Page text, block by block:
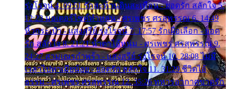
รุ่งโรจน์ 4. 09:51 รักสะท้านดินสะเทือน - ยอดรัก สลักใจ 5.
12:23 มอเตอร์ไซค์ทำหล่น - ศรเพชร ศรสุพรรณ 6. 14:49
หิ้วกระเป๋า - แสงสุรีย์ รุ่งโรจน์ 7. 17:57 รักเผื่อเลือก - ยอด
รัก สลักใจ 8. 21:21 น้ำตาไอ้หนุ่ม - ศรเพชร ศรสุพรรณ 9.
24:27 สามเณรกำพร้า - แสงสุรีย์ รุ่งโรจน์ 10. 28:08 ไม่มี
เวลาไปหาเมียน้อย - ยอดรัก สลักใจ 11. 31:29 ชีวิตไอ้
ธรรม - ศรเพชร ศรสุพรรณ 12. 35:26 ทหารอากาศขาดรัก